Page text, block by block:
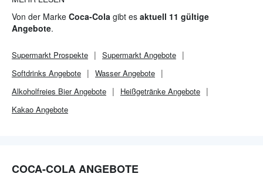
Marken, die unseren Alltag prickelnd machen.
Von der Marke Coca-Cola gibt es aktuell 11 gültige
Angebote.
Supermarkt Prospekte Supermarkt Angebote
Softdrinks Angebote
Wasser Angebote
Alkoholfreies Bier Angebote
Heißgetränke Angebote
Kakao Angebote
COCA-COLA ANGEBOTE